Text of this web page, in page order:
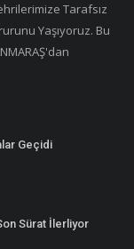
Tarafsız
Yaşıyoruz. Bu
Geçidi
Sürat İlerliyor